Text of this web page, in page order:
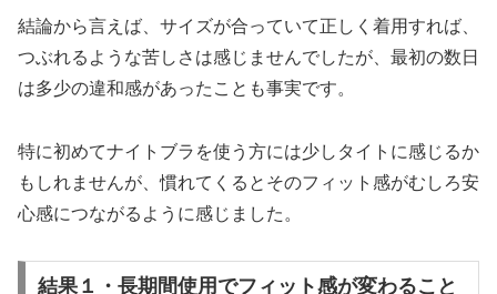
結論から言えば、サイズが合っていて正しく着用すれば、
つぶれるような苦しさは感じませんでしたが、最初の数日
は多少の違和感があったことも事実です。
特に初めてナイトブラを使う方には少しタイトに感じるか
もしれませんが、慣れてくるとそのフィット感がむしろ安
心感につながるように感じました。
結果１・長期間使用でフィット感が変わること